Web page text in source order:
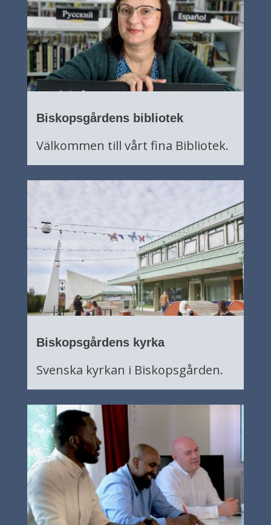
Biskopsgårdens bibliotek
Välkommen till vårt fina Bibliotek.
Biskopsgårdens kyrka
Svenska kyrkan i Biskopsgården.